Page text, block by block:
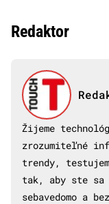
Redaktor
Žijeme
zrozumiteľné
trendy,
tak, aby ste
sebavedomo a